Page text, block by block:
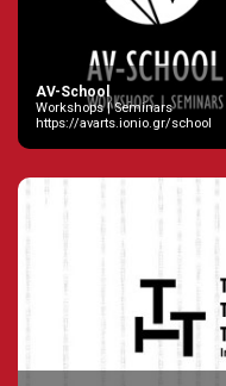
AV-School
Workshops | Seminars
https://avarts.ionio.gr/school